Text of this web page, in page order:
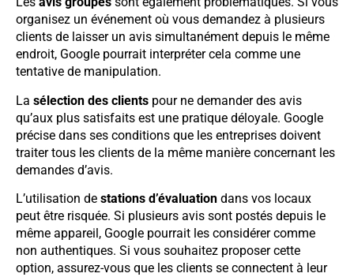
organisez un événement où vous demandez à plusieurs
clients de laisser un avis simultanément depuis le même
endroit, Google pourrait interpréter cela comme une
tentative de manipulation.
La sélection des clients pour ne demander des avis
qu’aux plus satisfaits est une pratique déloyale. Google
précise dans ses conditions que les entreprises doivent
traiter tous les clients de la même manière concernant les
demandes d’avis.
L’utilisation de stations d’évaluation dans vos locaux
peut être risquée. Si plusieurs avis sont postés depuis le
même appareil, Google pourrait les considérer comme
non authentiques. Si vous souhaitez proposer cette
option, assurez-vous que les clients se connectent à leur